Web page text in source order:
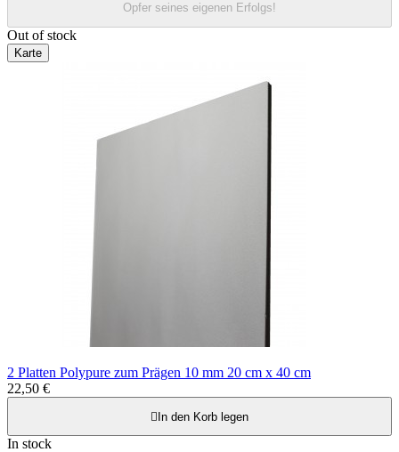
Opfer seines eigenen Erfolgs!
Out of stock
Karte
2 Platten Polypure zum Prägen 10 mm 20 cm x 40 cm
22,50 €
 In den Korb legen
In stock